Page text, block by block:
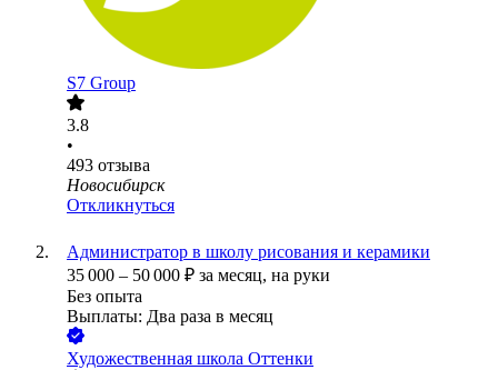
S7 Group
3.8
•
493 отзыва
Новосибирск
Откликнуться
Администратор в школу рисования и керамики
35 000 – 50 000 ₽ за месяц, на руки
Без опыта
Выплаты: Два раза в месяц
Художественная школа Оттенки